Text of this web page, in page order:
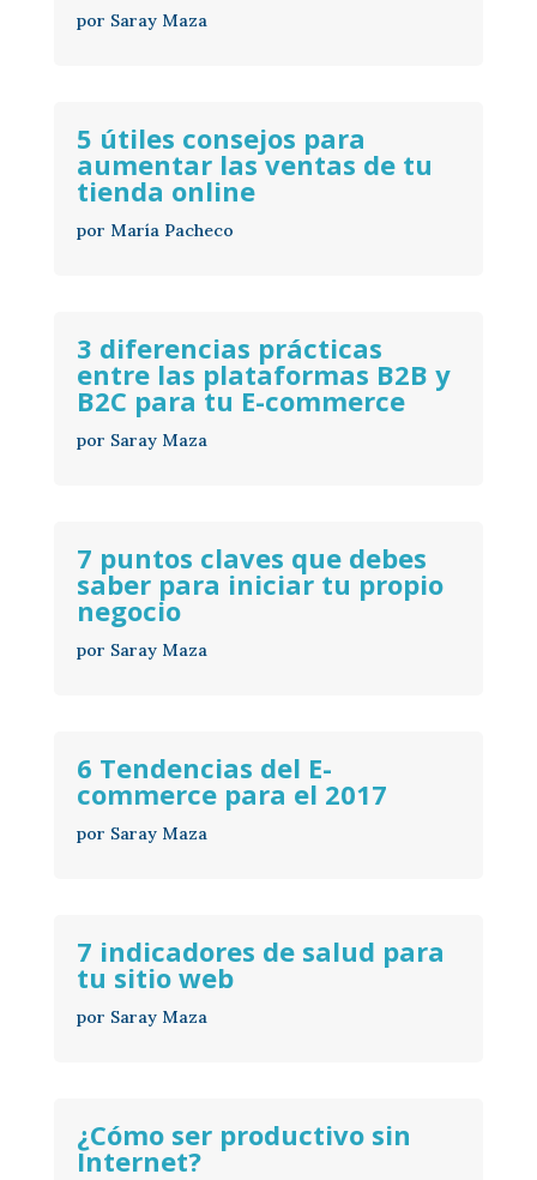
por Saray Maza
5 útiles consejos para
aumentar las ventas de tu
tienda online
por María Pacheco
3 diferencias prácticas
entre las plataformas B2B y
B2C para tu E-commerce
por Saray Maza
7 puntos claves que debes
saber para iniciar tu propio
negocio
por Saray Maza
6 Tendencias del E-
commerce para el 2017
por Saray Maza
7 indicadores de salud para
tu sitio web
por Saray Maza
¿Cómo ser productivo sin
Internet?